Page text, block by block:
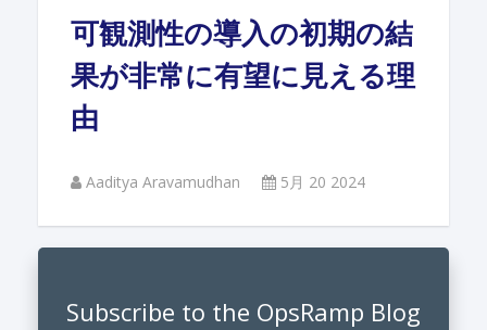
可観測性の導入の初期の結
果が非常に有望に見える理
由
Aaditya Aravamudhan 5月 20 2024
Subscribe to the OpsRamp Blog